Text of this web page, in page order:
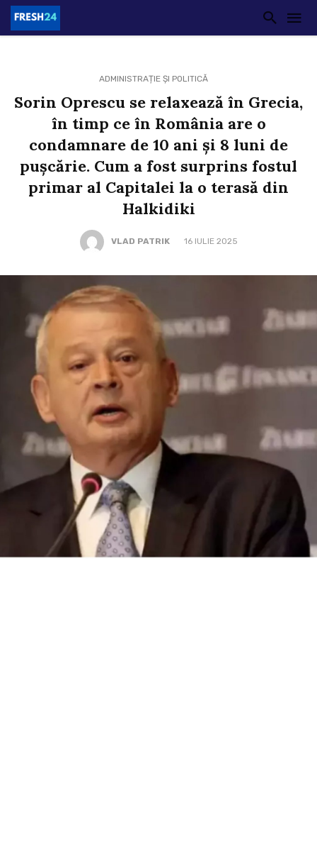
ADMINISTRAȚIE ȘI POLITICĂ
Sorin Oprescu se relaxează în Grecia,
în timp ce în România are o
condamnare de 10 ani și 8 luni de
pușcărie. Cum a fost surprins fostul
primar al Capitalei la o terasă din
Halkidiki
VLAD PATRIK 16 IULIE 2025